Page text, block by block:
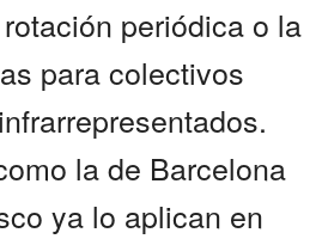
periódica o la
para colectivos
la de Barcelona
ya lo aplican en